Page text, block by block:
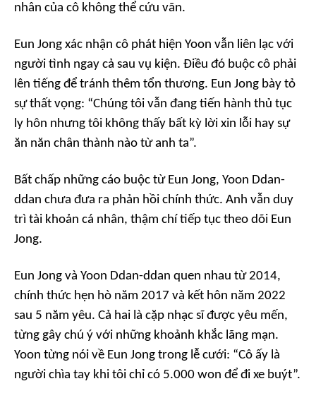
nhân của cô không thể cứu vãn.
Eun Jong xác nhận cô phát hiện Yoon vẫn liên lạc với
người tình ngay cả sau vụ kiện. Điều đó buộc cô phải
lên tiếng để tránh thêm tổn thương. Eun Jong bày tỏ
sự thất vọng: “Chúng tôi vẫn đang tiến hành thủ tục
ly hôn nhưng tôi không thấy bất kỳ lời xin lỗi hay sự
ăn năn chân thành nào từ anh ta”.
Bất chấp những cáo buộc từ Eun Jong, Yoon Ddan-
ddan chưa đưa ra phản hồi chính thức. Anh vẫn duy
trì tài khoản cá nhân, thậm chí tiếp tục theo dõi Eun
Jong.
Eun Jong và Yoon Ddan-ddan quen nhau từ 2014,
chính thức hẹn hò năm 2017 và kết hôn năm 2022
sau 5 năm yêu. Cả hai là cặp nhạc sĩ được yêu mến,
từng gây chú ý với những khoảnh khắc lãng mạn.
Yoon từng nói về Eun Jong trong lễ cưới: “Cô ấy là
người chìa tay khi tôi chỉ có 5.000 won để đi xe buýt”.